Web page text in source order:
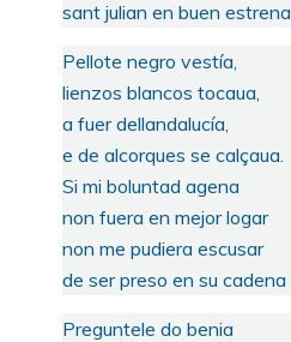
sant julian en buen estrena.
Pellote negro vestía,
lienzos blancos tocaua,
a fuer dellandalucía,
e de alcorques se calçaua.
Si mi boluntad agena
non fuera en mejor logar
non me pudiera escusar
de ser preso en su cadena
Preguntele do benia